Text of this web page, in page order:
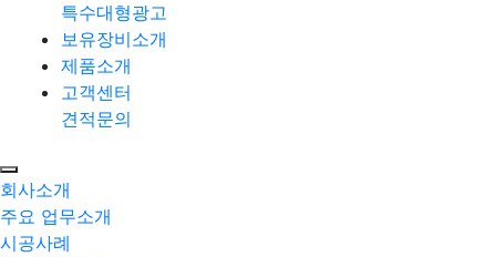
특수대형광고
보유장비소개
제품소개
고객센터
견적문의
회사소개
주요 업무소개
시공사례